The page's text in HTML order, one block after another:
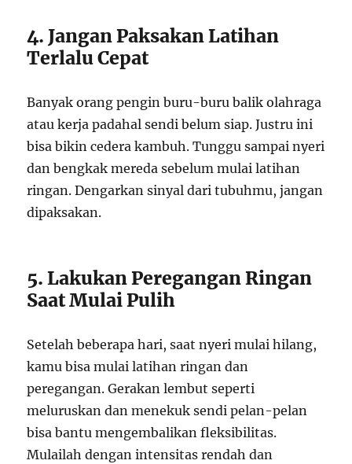
4. Jangan Paksakan Latihan
Terlalu Cepat
Banyak orang pengin buru-buru balik olahraga
atau kerja padahal sendi belum siap. Justru ini
bisa bikin cedera kambuh. Tunggu sampai nyeri
dan bengkak mereda sebelum mulai latihan
ringan. Dengarkan sinyal dari tubuhmu, jangan
dipaksakan.
5. Lakukan Peregangan Ringan
Saat Mulai Pulih
Setelah beberapa hari, saat nyeri mulai hilang,
kamu bisa mulai latihan ringan dan
peregangan. Gerakan lembut seperti
meluruskan dan menekuk sendi pelan-pelan
bisa bantu mengembalikan fleksibilitas.
Mulailah dengan intensitas rendah dan